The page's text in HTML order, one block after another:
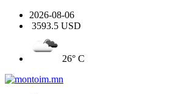
2026-08-06
3593.5 USD
26° C